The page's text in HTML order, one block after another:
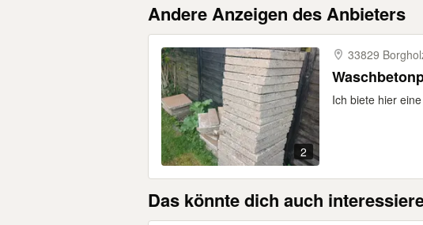
Andere Anzeigen des Anbieters
2
33829
Ich biete hier
Das könnte dich auch